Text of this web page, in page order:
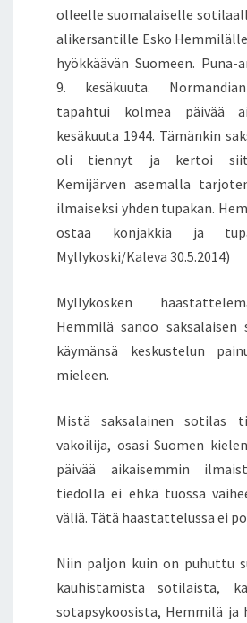
olleelle suomalaiselle
alikersantille Esko
hyökkäävän Suomeen. Puna-
9. kesäkuuta.
tapahtui kolmea päivää
kesäkuuta 1944. Tämänkin
oli tiennyt ja kertoi
Kemijärven asemalla
ilmaiseksi yhden tupakan.
ostaa konjakkia ja
Myllykoski/Kaleva 30.5.2014)
Myllykosken
Hemmilä sanoo saksalaisen
käymänsä keskustelun
mieleen.
Mistä saksalainen sotilas
vakoilija, osasi Suomen
päivää aikaisemmin
tiedolla ei ehkä tuossa
väliä. Tätä haastattelussa ei
Niin paljon kuin on puhuttu
kauhistamista sotilaista,
sotapsykoosista, Hemmilä ja